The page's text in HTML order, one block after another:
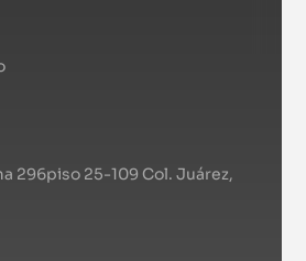
296piso 25-109 Col. Juárez,